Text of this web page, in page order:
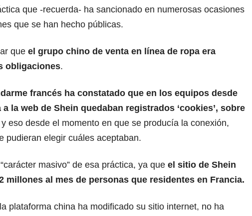
que -recuerda- ha sancionado en numerosas ocasiones
que se han hecho públicas.
que el grupo chino de venta en línea de ropa era
obligaciones.
francés ha constatado que en los equipos desde
a la web de Shein quedaban registrados ‘cookies’, sobre
y eso desde el momento en que se producía la conexión,
pudieran elegir cuáles aceptaban.
masivo” de esa práctica, ya que el sitio de Shein
millones al mes de personas que residentes en Francia.
plataforma china ha modificado su sitio internet, no ha